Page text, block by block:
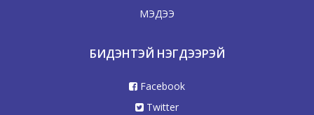
МЭДЭЭ
БИДЭНТЭЙ НЭГДЭЭРЭЙ
Facebook
Twitter